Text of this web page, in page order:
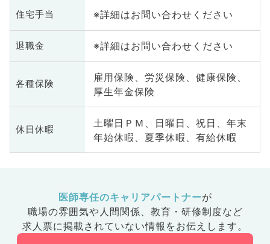
住宅手当 ※詳細はお問い合わせください
退職金 ※詳細はお問い合わせください
各種保険
雇用保険、労災保険、健康保険、
厚生年金保険
休日休暇
土曜日ＰＭ、日曜日、祝日、年末
年始休暇、夏季休暇、有給休暇
医師専任のキャリアパートナーが
職場の雰囲気や人間関係、 教育・研修制度など
求人票に掲載されていない情報をお伝えします。